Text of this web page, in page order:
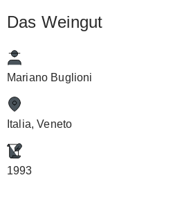
Das Weingut
Mariano Buglioni
Italia, Veneto
1993